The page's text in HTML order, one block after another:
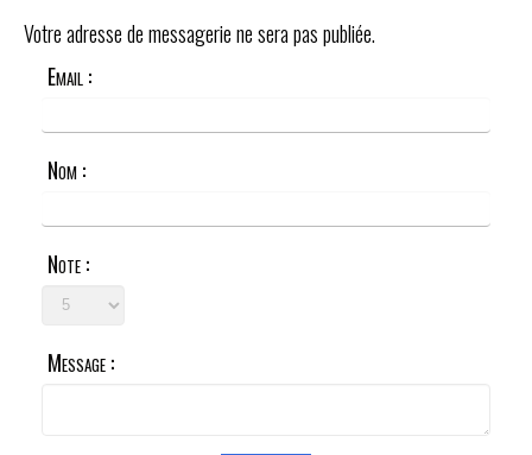
Votre adresse de messagerie ne sera pas publiée.
Email :
Nom :
Note :
Message :